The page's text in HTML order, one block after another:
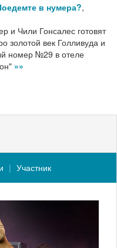
в нумера?,
и Чили Гонсалес готовят
золотой век Голливуда и
номер №29 в отеле
»»
Участник